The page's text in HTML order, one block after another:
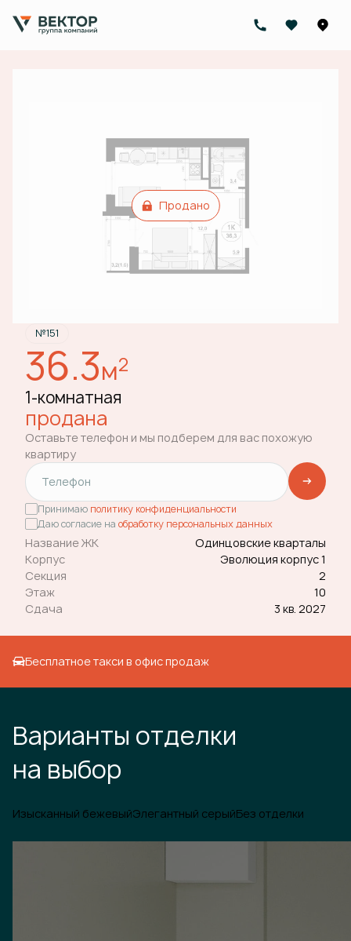
1-комнатная Цена по запросу
Ипотекаот 28 943 руб./мес.
Продано
№151
36.3м2
1-комнатная
продана
Оставьте телефон и мы подберем для вас похожую
квартиру
Принимаю политику конфиденциальности
Даю согласие на обработку персональных данных
Название ЖК
Одинцовские кварталы
Корпус
Эволюция корпус 1
Секция
2
Этаж
10
Сдача
3 кв. 2027
Бесплатное такси в офис продаж
Варианты отделки
на выбор
Изысканный бежевыйЭлегантный серыйБез отделки